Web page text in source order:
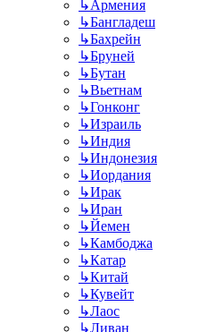
↳Армения
↳Бангладеш
↳Бахрейн
↳Бруней
↳Бутан
↳Вьетнам
↳Гонконг
↳Израиль
↳Индия
↳Индонезия
↳Иордания
↳Ирак
↳Иран
↳Йемен
↳Камбоджа
↳Катар
↳Китай
↳Кувейт
↳Лаос
↳Ливан